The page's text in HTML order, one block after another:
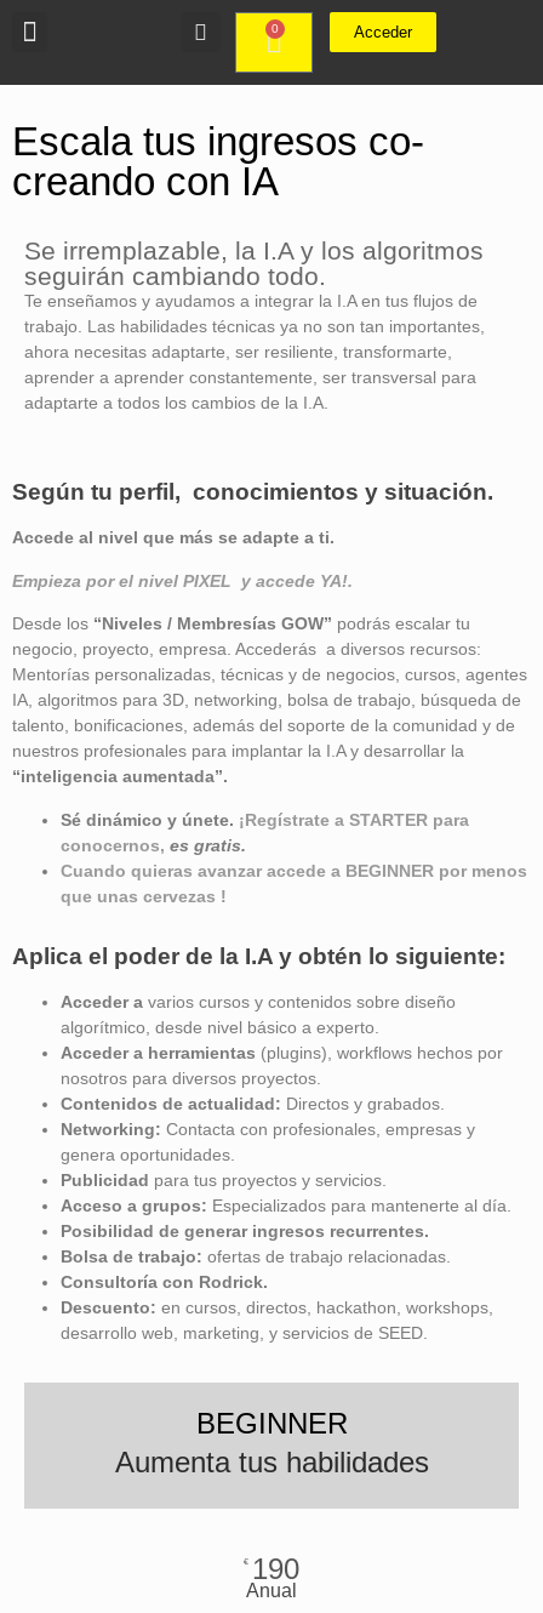
0 Acceder
Escala tus ingresos co-
creando con IA
Se irremplazable, la I.A y los algoritmos
seguirán cambiando todo.
Te enseñamos y ayudamos a integrar la I.A en tus flujos de
trabajo. Las habilidades técnicas ya no son tan importantes,
ahora necesitas adaptarte, ser resiliente, transformarte,
aprender a aprender constantemente, ser transversal para
adaptarte a todos los cambios de la I.A.
Según tu perfil, conocimientos y situación.
Accede al nivel que más se adapte a ti.
Empieza por el nivel PIXEL y accede YA!.
Desde los “Niveles / Membresías GOW” podrás escalar tu
negocio, proyecto, empresa. Accederás a diversos recursos:
Mentorías personalizadas, técnicas y de negocios, cursos, agentes
IA, algoritmos para 3D, networking, bolsa de trabajo, búsqueda de
talento, bonificaciones, además del soporte de la comunidad y de
nuestros profesionales para implantar la I.A y desarrollar la
“inteligencia aumentada”.
Sé dinámico y únete. ¡Regístrate a STARTER para
conocernos, es gratis.
Cuando quieras avanzar accede a BEGINNER por menos
que unas cervezas !
Aplica el poder de la I.A y obtén lo siguiente:
Acceder a varios cursos y contenidos sobre diseño
algorítmico, desde nivel básico a experto.
Acceder a herramientas (plugins), workflows hechos por
nosotros para diversos proyectos.
Contenidos de actualidad: Directos y grabados.
Networking: Contacta con profesionales, empresas y
genera oportunidades.
Publicidad para tus proyectos y servicios.
Acceso a grupos: Especializados para mantenerte al día.
Posibilidad de generar ingresos recurrentes.
Bolsa de trabajo: ofertas de trabajo relacionadas.
Consultoría con Rodrick.
Descuento: en cursos, directos, hackathon, workshops,
desarrollo web, marketing, y servicios de SEED.
BEGINNER
Aumenta tus habilidades
€ 190
Anual